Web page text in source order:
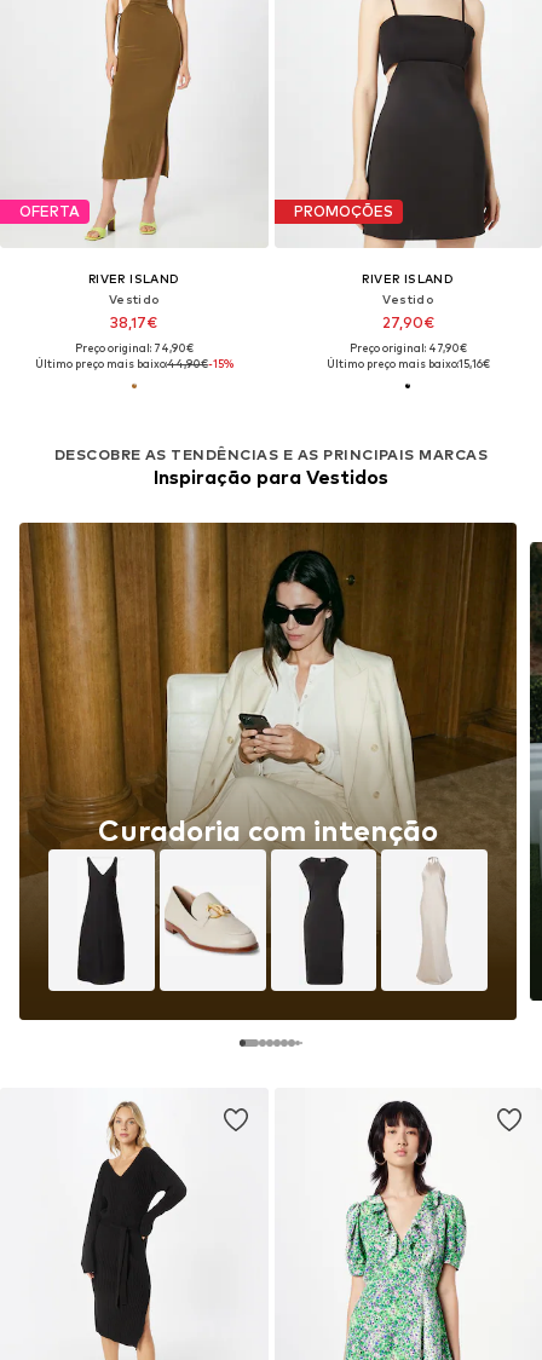
OFERTA
RIVER ISLAND
Vestido
38,17€
Preço original: 74,90€
Último preço mais baixo:44,90€-15%
PROMOÇÕES
RIVER ISLAND
Vestido
27,90€
Preço original: 47,90€
Último preço mais baixo:15,16€
DESCOBRE AS TENDÊNCIAS E AS PRINCIPAIS MARCAS
Inspiração para Vestidos
Curadoria com intenção